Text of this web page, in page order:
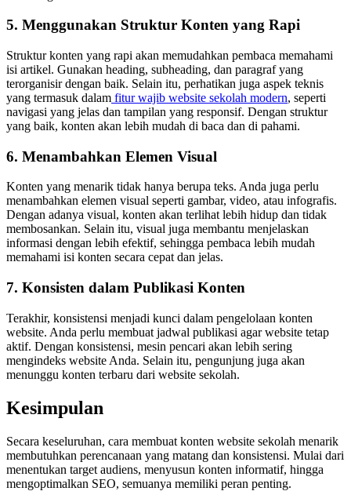
5. Menggunakan Struktur Konten yang Rapi
Struktur konten yang rapi akan memudahkan pembaca memahami
isi artikel. Gunakan heading, subheading, dan paragraf yang
terorganisir dengan baik. Selain itu, perhatikan juga aspek teknis
yang termasuk dalam fitur wajib website sekolah modern, seperti
navigasi yang jelas dan tampilan yang responsif. Dengan struktur
yang baik, konten akan lebih mudah di baca dan di pahami.
6. Menambahkan Elemen Visual
Konten yang menarik tidak hanya berupa teks. Anda juga perlu
menambahkan elemen visual seperti gambar, video, atau infografis.
Dengan adanya visual, konten akan terlihat lebih hidup dan tidak
membosankan. Selain itu, visual juga membantu menjelaskan
informasi dengan lebih efektif, sehingga pembaca lebih mudah
memahami isi konten secara cepat dan jelas.
7. Konsisten dalam Publikasi Konten
Terakhir, konsistensi menjadi kunci dalam pengelolaan konten
website. Anda perlu membuat jadwal publikasi agar website tetap
aktif. Dengan konsistensi, mesin pencari akan lebih sering
mengindeks website Anda. Selain itu, pengunjung juga akan
menunggu konten terbaru dari website sekolah.
Kesimpulan
Secara keseluruhan, cara membuat konten website sekolah menarik
membutuhkan perencanaan yang matang dan konsistensi. Mulai dari
menentukan target audiens, menyusun konten informatif, hingga
mengoptimalkan SEO, semuanya memiliki peran penting.